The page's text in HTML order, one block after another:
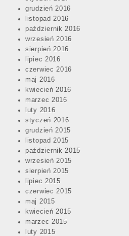
grudzień 2016
listopad 2016
październik 2016
wrzesień 2016
sierpień 2016
lipiec 2016
czerwiec 2016
maj 2016
kwiecień 2016
marzec 2016
luty 2016
styczeń 2016
grudzień 2015
listopad 2015
październik 2015
wrzesień 2015
sierpień 2015
lipiec 2015
czerwiec 2015
maj 2015
kwiecień 2015
marzec 2015
luty 2015